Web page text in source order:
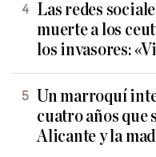
Las redes
muerte a los
los invasores:
Un marroquí
cuatro años que
Alicante y la